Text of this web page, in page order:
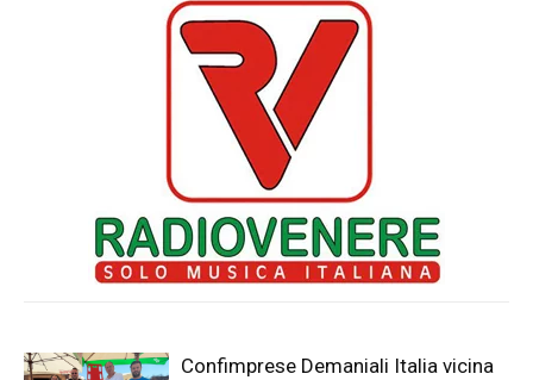
Confimprese Demaniali Italia vicina